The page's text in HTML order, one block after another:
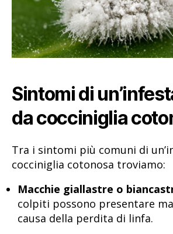
Sintomi di
da cocciniglia
Tra i sintomi più comuni di
cocciniglia cotonosa troviamo:
Macchie giallastre o
colpiti possono presentare
causa della perdita di linfa.